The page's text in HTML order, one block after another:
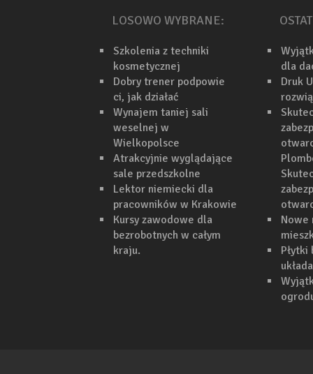
LOSOWO WYBRANE:
Szkolenia z techniki
kosmetycznej
Dobry trener podpowie
ci, jak działać
Wynajem taniej sali
weselnej w
Wielkopolsce
Atrakcyjnie wyglądające
sale przedszkolne
Lektor niemiecki dla
pracowników w Krakowie
Kursy zawodowe dla
bezrobotnych w całym
kraju.
dla
Druk
Nowe